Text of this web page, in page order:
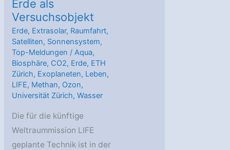
Erde als
Versuchsobjekt
Erde, Extrasolar, Raumfahrt,
Satelliten, Sonnensystem,
Top-Meldungen /Aqua,
Biosphäre, CO2, Erde, ETH
Zürich, Exoplaneten, Leben,
LIFE, Methan, Ozon,
Universität Zürich,Wasser
Die für die künftige
Weltraummission LIFE
geplante Technik ist in der